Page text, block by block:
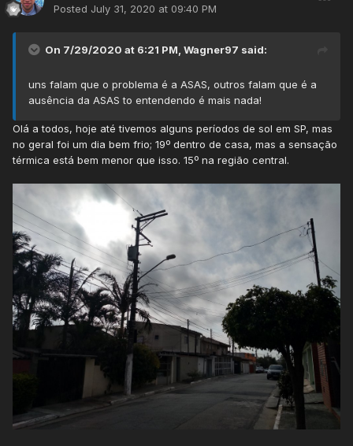
Posted July 31, 2020 at 09:40 PM
On 7/29/2020 at 6:21 PM, Wagner97 said:
uns falam que o problema é a ASAS, outros falam que é a
ausência da ASAS to entendendo é mais nada!
Olá a todos, hoje até tivemos alguns períodos de sol em SP, mas
no geral foi um dia bem frio; 19º dentro de casa, mas a sensação
térmica está bem menor que isso. 15º na região central.